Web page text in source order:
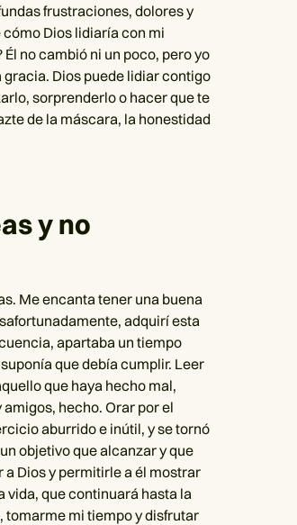
frustraciones, dolores y
Dios lidiaría con mi
no cambió ni un poco, pero yo
Dios puede lidiar contigo
sorprenderlo o hacer que te
de la máscara, la honestidad
y no
Me encanta tener una buena
adquirí esta
apartaba un tiempo
que debía cumplir. Leer
que haya hecho mal,
hecho. Orar por el
aburrido e inútil, y se tornó
objetivo que alcanzar y que
a Dios y permitirle a él mostrar
vida, que continuará hasta la
tomarme mi tiempo y disfrutar